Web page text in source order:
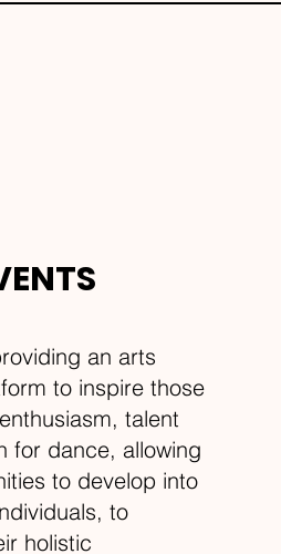
an arts
to inspire those
talent
for dance, allowing
to develop into
to
holistic